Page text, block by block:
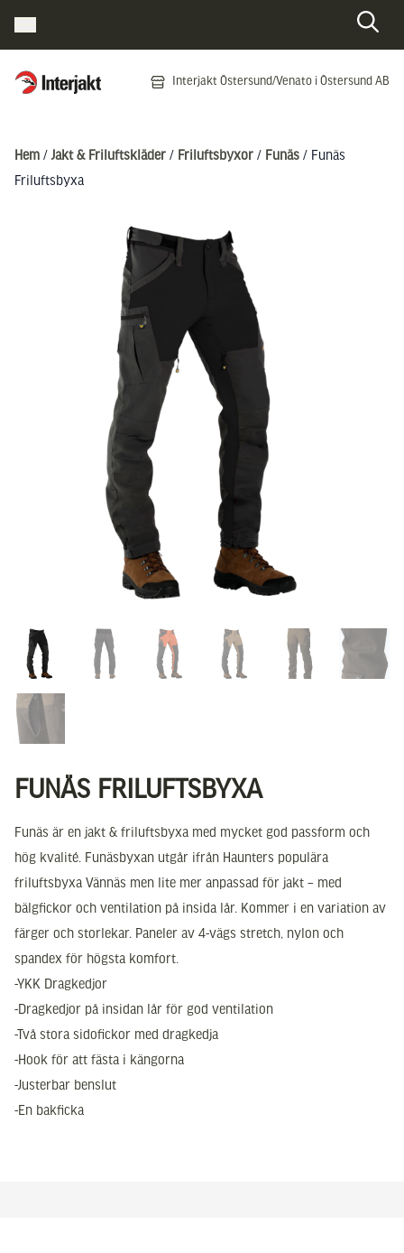
Interjakt SE Interjakt Östersund/Venato i Östersund AB
Hem /Jakt & Friluftskläder / Friluftsbyxor / Funäs / Funäs
Friluftsbyxa
FUNÄS FRILUFTSBYXA
Funäs är en jakt & friluftsbyxa med mycket god passform och
hög kvalité. Funäsbyxan utgår ifrån Haunters populära
friluftsbyxa Vännäs men lite mer anpassad för jakt – med
bälgfickor och ventilation på insida lår. Kommer i en variation av
färger och storlekar. Paneler av 4-vägs stretch, nylon och
spandex för högsta komfort.
-YKK Dragkedjor
-Dragkedjor på insidan lår för god ventilation
-Två stora sidofickor med dragkedja
-Hook för att fästa i kängorna
-Justerbar benslut
-En bakficka